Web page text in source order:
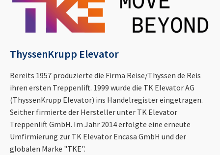
ThyssenKrupp Elevator
Bereits 1957 produzierte die Firma Reise/Thyssen de Reis
ihren ersten Treppenlift. 1999 wurde die TK Elevator AG
(ThyssenKrupp Elevator) ins Handelregister eingetragen.
Seither firmierte der Hersteller unter TK Elevator
Treppenlift GmbH. Im Jahr 2014 erfolgte eine erneute
Umfirmierung zur TK Elevator Encasa GmbH und der
globalen Marke "TKE".